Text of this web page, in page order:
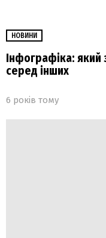
НОВИНИ
Інфографіка: який
серед інших
6 років тому